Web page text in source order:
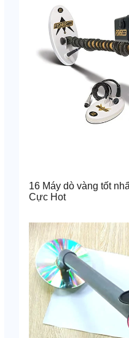
16 Máy dò vàng tốt
Cực Hot